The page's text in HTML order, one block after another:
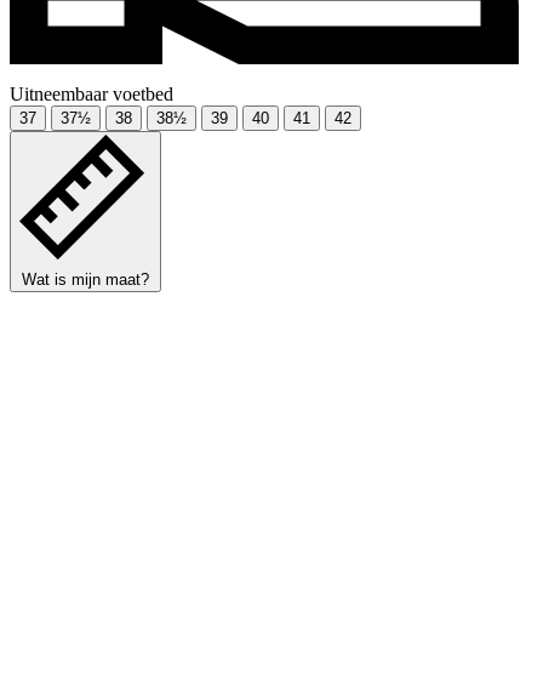
Uitneembaar voetbed
37 37½ 38 38½ 39 40 41 42
Wat is mijn maat?